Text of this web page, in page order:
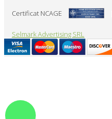
Certificat NCAGE
Selmark Advertising SRL